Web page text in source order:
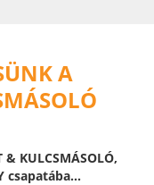
A
KULCSMÁSOLÓ,
csapatába...